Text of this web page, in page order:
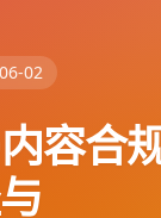
02
容合